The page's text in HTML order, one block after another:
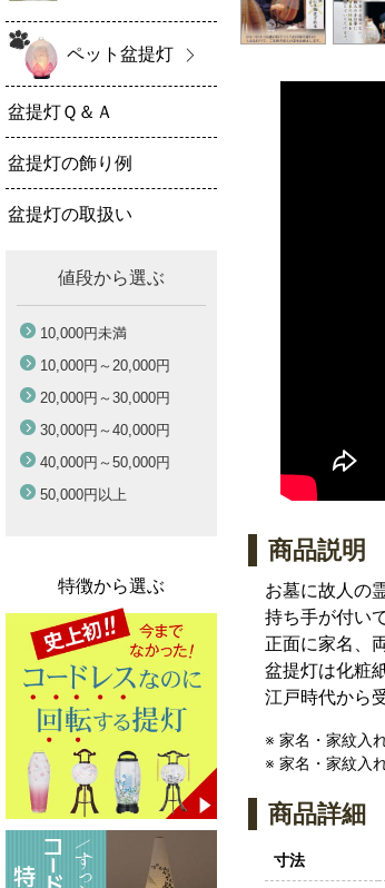
商品説明
お墓に故人の
持ち手が付い
正面に家名、
盆提灯は化粧
江戸時代から
※ 家名・家紋入
※ 家名・家紋入
商品詳細
寸法
ペット盆提灯
盆提灯Ｑ＆Ａ
盆提灯の飾り例
盆提灯の取扱い
値段から選ぶ
10,000円未満
10,000円～ 20,000円
20,000円～ 30,000円
30,000円～ 40,000円
40,000円～ 50,000円
50,000円 以上
特徴から選ぶ